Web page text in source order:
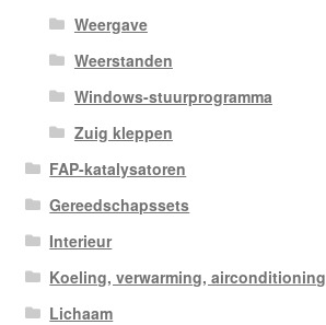
Weergave
Weerstanden
Windows-stuurprogramma
Zuig kleppen
FAP-katalysatoren
Gereedschapssets
Interieur
Koeling, verwarming, airconditioning
Lichaam